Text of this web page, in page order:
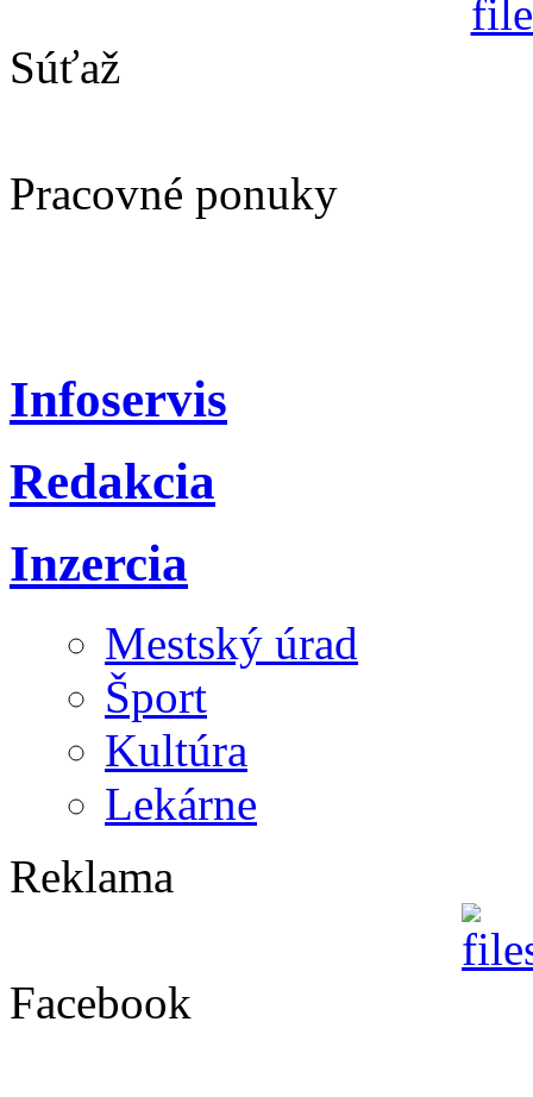
Súťaž
Pracovné ponuky
Infoservis
Redakcia
Inzercia
Mestský úrad
Šport
Kultúra
Lekárne
Reklama
Facebook